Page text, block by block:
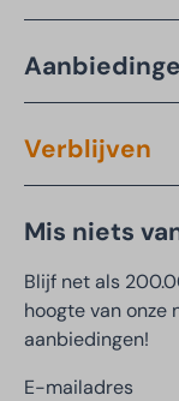
Verblijven
Mis niets
Blijf net als
hoogte van onze
aanbiedingen!
E-mailadres